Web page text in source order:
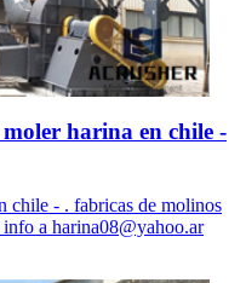
harina en chile -
chile - . fabricas de molinos
info a harina08@yahoo.ar